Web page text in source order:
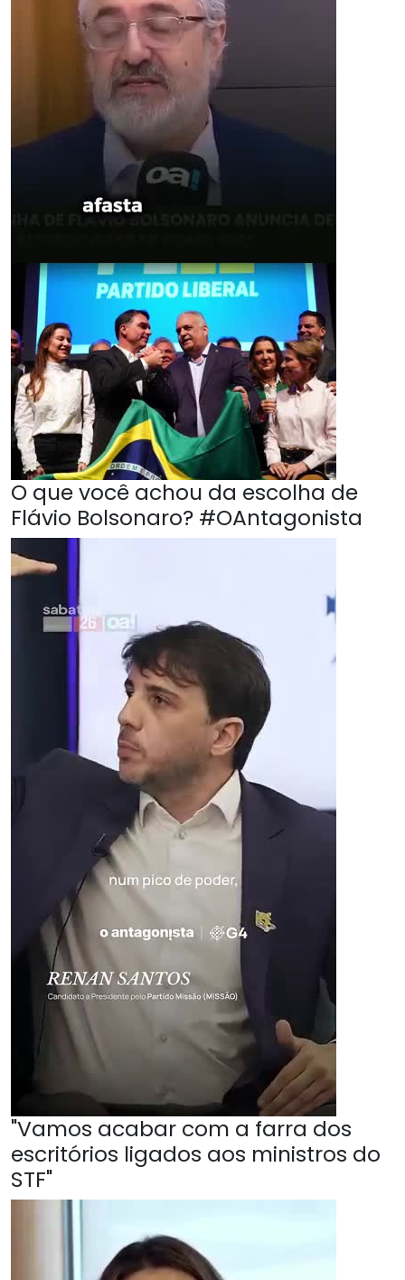
O que você achou da escolha de
Flávio Bolsonaro? #OAntagonista
"Vamos acabar com a farra dos
escritórios ligados aos ministros do
STF"